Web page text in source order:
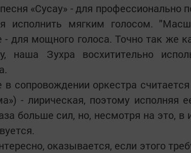
«Сусау» - для профессионально
исполнить мягким голосом.
- для мощного голоса. Точно так же
наша Зухра восхитительно
в сопровождении оркестра
- лирическая, поэтому исполняя
больше сил, но, несмотря на это,
оказывается, если этого